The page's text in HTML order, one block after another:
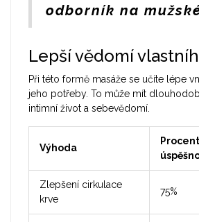
odborník na
Lepší vědomí
Při této formě masáže se učíte lépe
jeho potřeby. To může mít
intimní život a sebevědomí.
Výhoda
Zlepšení cirkulace
krve
75%